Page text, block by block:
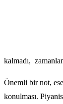
kalmadı,
Önemli bir not,
konulması.